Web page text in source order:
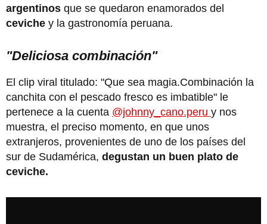
argentinos que se quedaron enamorados del
ceviche y la gastronomía peruana.
"Deliciosa combinación"
El clip viral titulado: "Que sea magia.Combinación la
canchita con el pescado fresco es imbatible" le
pertenece a la cuenta @johnny_cano.peru y nos
muestra, el preciso momento, en que unos
extranjeros, provenientes de uno de los países del
sur de Sudamérica, degustan un buen plato de
ceviche.